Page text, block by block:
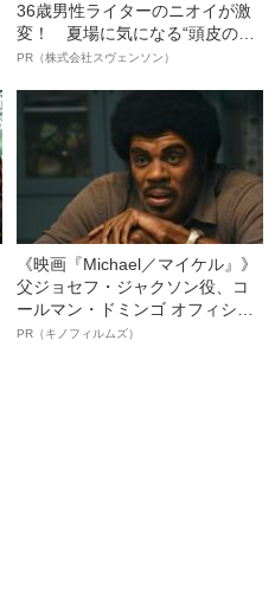
36歳男性ライターのニオイが激
変！ 夏場に気になる“頭皮のニ
オイ”や“ベタつき”を解消す
ト”が生み出した徹底ケアとは
PR（株式会社スヴェンソン）
《映画『Michael／マイケル』》
父ジョセフ・ジャクソン役、コ
ールマン・ドミンゴ オフィシャ
ルインタビュー“観客を魅了した
PR（キノフィルムズ）